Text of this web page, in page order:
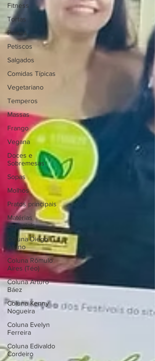
Fitness
Tortas
Peixes
Petiscos
Salgados
Comidas Típicas
Vegetariano
Temperos
Massas
Frango
Vegana
Doces e
Sobremesas
Sopas
Molhos
Pratos principais
Matérias
Especiais
Coluna Diego
Alvino
Coluna Rômulo
Aires (Téo)
Coluna Arturo
Báez
Coluna Kenny
Nogueira
Coluna Evelyn
Ferreira
Coluna Edivaldo
Cordeiro